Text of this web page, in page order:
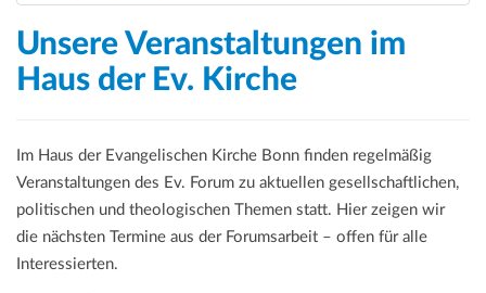
a
Unsere Veranstaltungen im
Haus der Ev. Kirche
Im Haus der Evangelischen Kirche Bonn finden regelmäßig
Veranstaltungen des Ev. Forum zu aktuellen gesellschaftlichen,
politischen und theologischen Themen statt. Hier zeigen wir
die nächsten Termine aus der Forumsarbeit – offen für alle
Interessierten.